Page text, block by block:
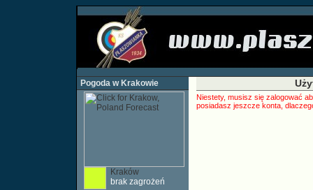
Pogoda w Krakowie
Kraków
brak zagrożeń
Niestety, musisz się zalogować
posiadasz jeszcze konta,